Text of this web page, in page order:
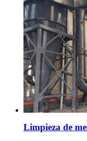
Limpieza de